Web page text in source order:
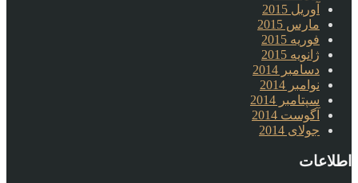
آوریل 2015
مارس 2015
فوریه 2015
ژانویه 2015
دسامبر 2014
نوامبر 2014
سپتامبر 2014
آگوست 2014
جولای 2014
اطلاعات